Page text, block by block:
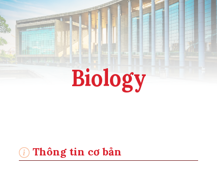
Biology
Thông tin cơ bản